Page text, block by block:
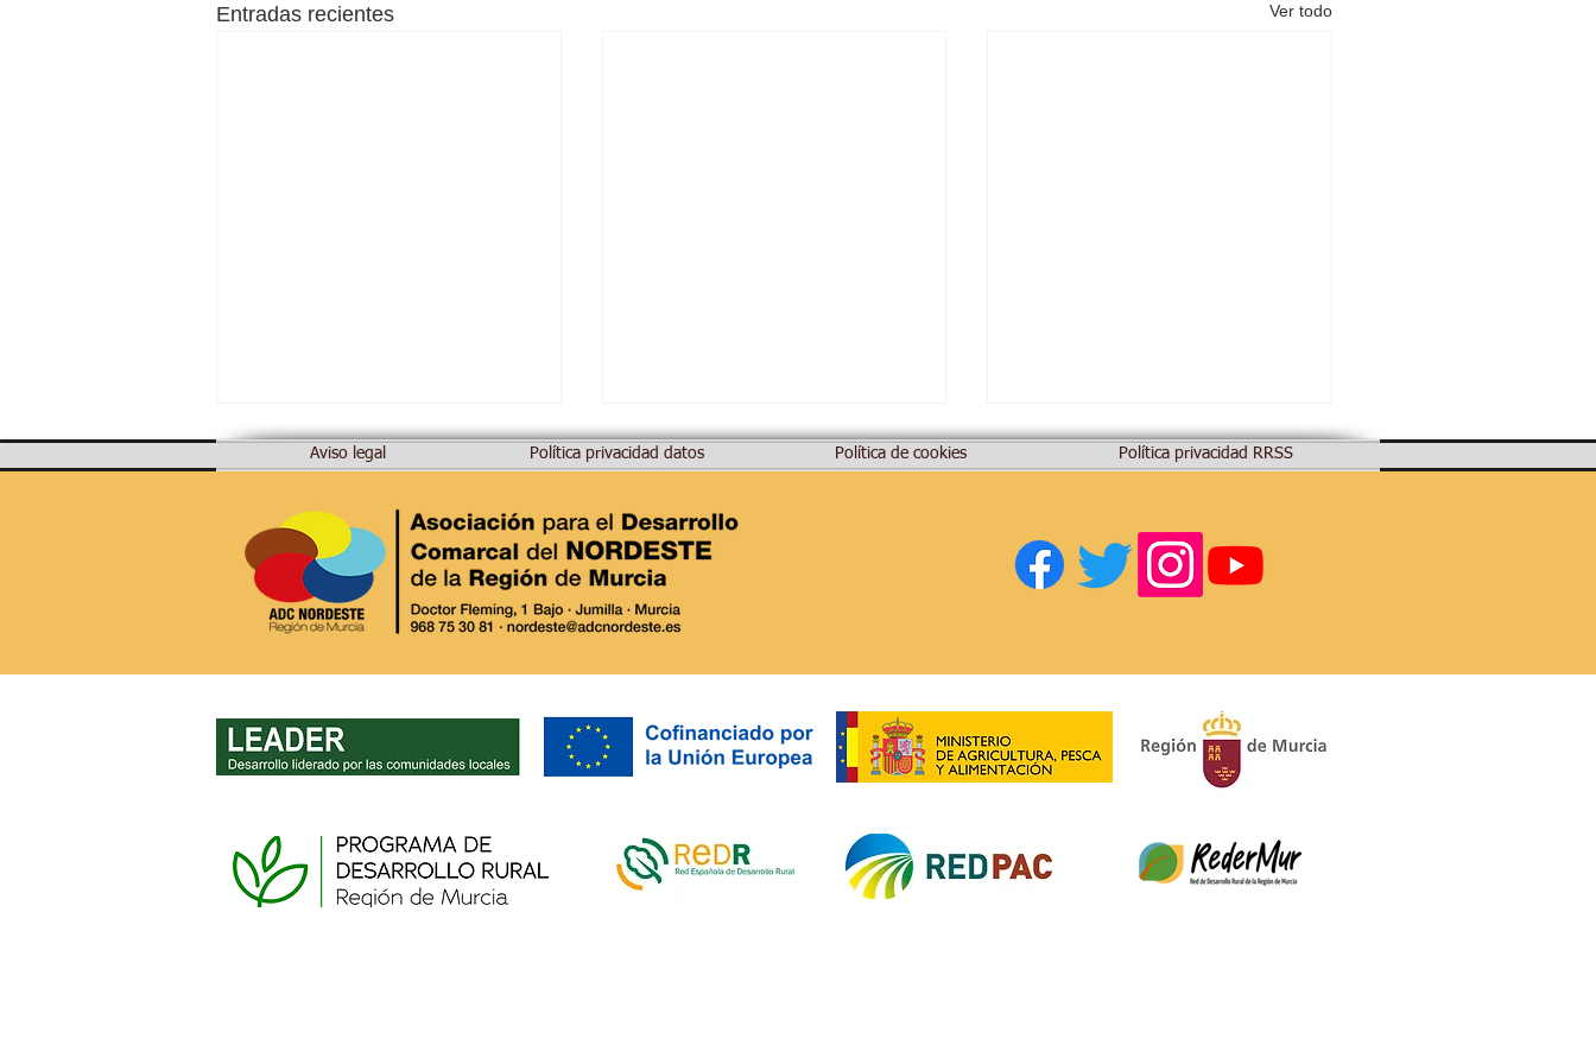
Entradas recientes Ver todo
MURCIA RURAL.
I Premios Europeos LEADER.
Aviso legal Política privacidad datos Política de cookies Política privacidad RRSS